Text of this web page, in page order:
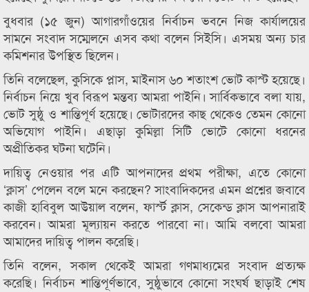
বুধবার (১৫ জুন) আগারগাঁওয়ের নির্বাচন ভবনে নিজ কার্যালয়ের
সামনে সংবাদ সম্মেলনে এসব কথা বলেন সিইসি। এসময় অন্য চার
কমিশনার উপস্থিত ছিলেন।
তিনি বলেছেল, কুসিকে প্লাস, মাইনাস ৬০ শতাংশ ভোট কাস্ট হয়েছে।
নির্বাচন নিয়ে খুব বিরূপ মন্তব্য আমরা পাইনি। সার্বিকভাবে বলা যায়,
ভোট সুষ্ঠু ও শান্তিপূর্ণ হয়েছে। ভোটারদের কাছ থেকেও তেমন কোনো
অভিযোগ পাইনি। এছাড়া কুমিল্লা সিটি ভোটে কোনো ধরনের
অপ্রীতিকর ঘটনা ঘটেনি।
দায়িত্ব নেওয়ার পর এটি আপনাদের প্রথম পরীক্ষা, এতে কোনো
‘ক্লাস’ পেলেন বলে মনে করছেন? সাংবাদিকদের এমন প্রশ্নের জবাবে
কাজী হাবিবুল আউয়াল বলেন, ফার্স্ট ক্লাস, সেকেন্ড ক্লাস আপনারাই
করবেন। আমরা মূল্যায়ন করতে পারবো না। আমি বলবো আমরা
আমাদের দায়িত্ব পালন করেছি।
তিনি বলেন, সকাল থেকেই আমরা গণমাধ্যমের সংবাদ প্রত্যক্ষ
করেছি। নির্বাচন শান্তিপূর্ণভাবে, সুষ্ঠুভাবে কোনো সংঘর্ষ ছাড়াই শেষ